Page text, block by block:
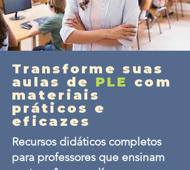
Transforme suas
aulas de PLE com
materiais
práticos e
eficazes
Recursos didáticos completos
para professores que ensinam